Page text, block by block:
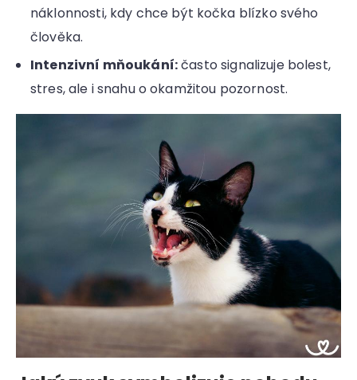
náklonnosti, kdy chce být kočka blízko svého
člověka.
Intenzivní mňoukání:často signalizuje bolest,
stres, ale i snahu o okamžitou pozornost.